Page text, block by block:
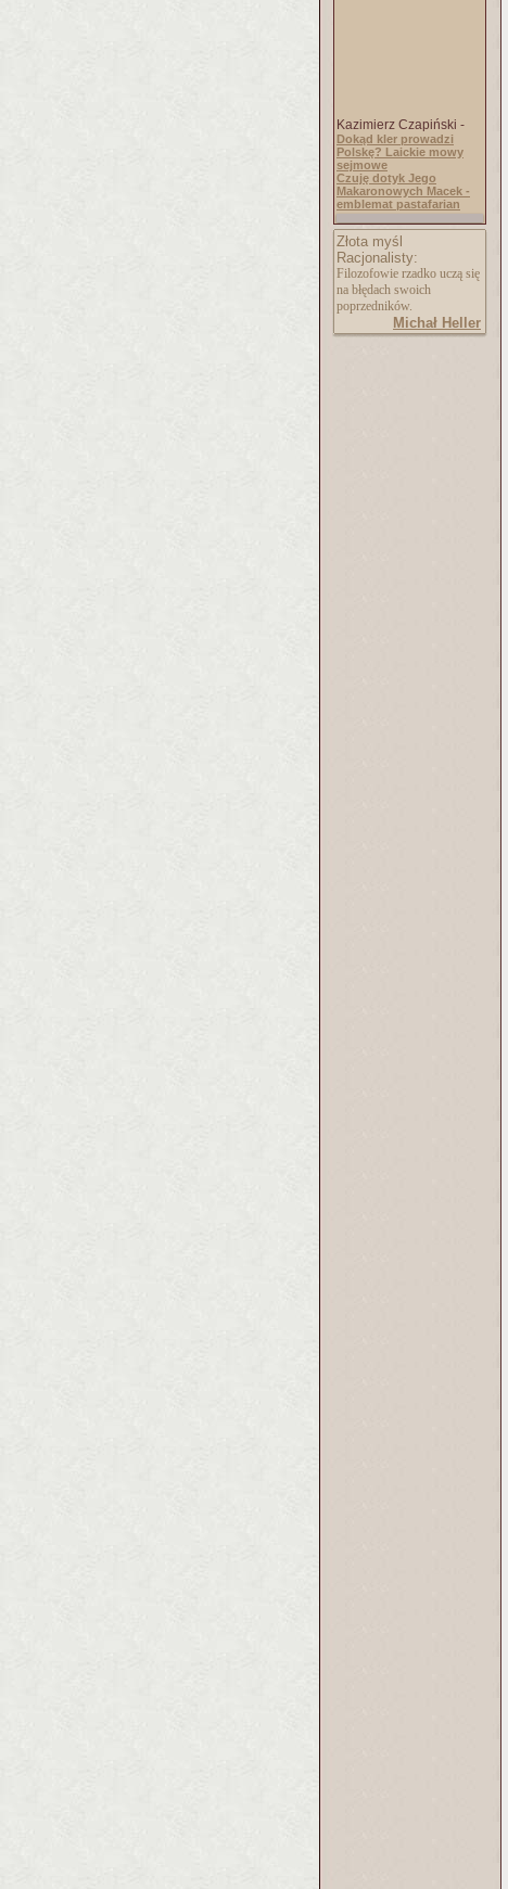
Kazimierz Czapiński -
Dokąd kler prowadzi
Polskę? Laickie mowy
sejmowe
Czuję dotyk Jego
Makaronowych Macek -
emblemat pastafarian
Złota myśl
Racjonalisty:
Filozofowie rzadko uczą się
na błędach swoich
poprzedników.
Michał Heller